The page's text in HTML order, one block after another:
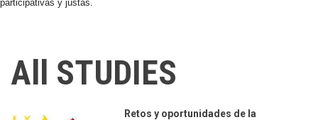
participativas y justas.
All STUDIES
Retos y oportunidades de la